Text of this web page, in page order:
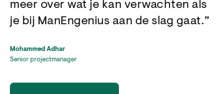
meer over wat je kan verwachten als
je bij ManEngenius aan de slag gaat.
Mohammed Adhar
Senior projectmanager